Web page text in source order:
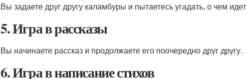
Вы задаете друг другу каламбуры и пытаетесь угадать, о чем
5. Игра в рассказы
Вы начинаете рассказ и продолжаете его поочередно друг другу.
6. Игра в написание стихов